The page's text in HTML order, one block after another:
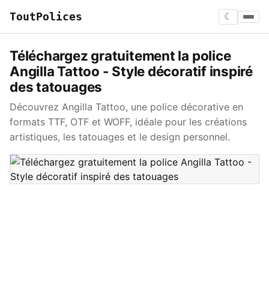
ToutPolices ☾
Téléchargez gratuitement la police
Angilla Tattoo - Style décoratif inspiré
des tatouages
Découvrez Angilla Tattoo, une police décorative en
formats TTF, OTF et WOFF, idéale pour les créations
artistiques, les tatouages et le design personnel.